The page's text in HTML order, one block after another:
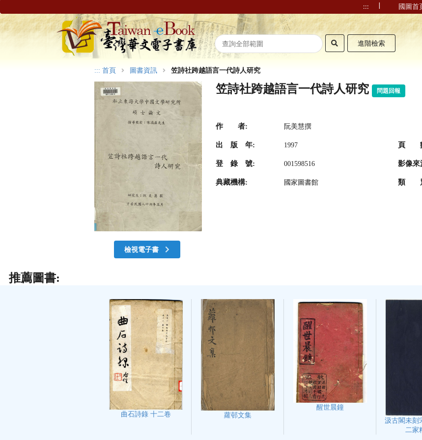
::: | 國圖首
進階檢索
::: 首頁 圖書資訊 笠詩社跨越語言一代詩人研究
檢視電子書
笠詩社跨越語言一代詩人研究 問題回報
作 者: 阮美慧撰
出 版 年: 1997 頁
登 錄 號: 001598516 影像來
典藏機構: 國家圖書館 類
推薦圖書:
曲石詩錄 十二卷 蘿邨文集
醒世晨鐘
汲古閣未刻
二家